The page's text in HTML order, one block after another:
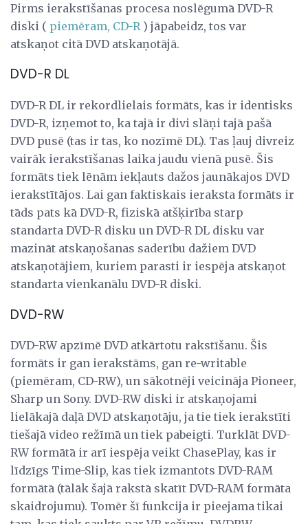
Pirms ierakstīšanas procesa noslēgumā DVD-R
diski ( piemēram, CD-R ) jāpabeidz, tos var
atskaņot citā DVD atskaņotājā.
DVD-R DL
DVD-R DL ir rekordlielais formāts, kas ir identisks
DVD-R, izņemot to, ka tajā ir divi slāņi tajā pašā
DVD pusē (tas ir tas, ko nozīmē DL). Tas ļauj divreiz
vairāk ierakstīšanas laika jaudu vienā pusē. Šis
formāts tiek lēnām iekļauts dažos jaunākajos DVD
ierakstītājos. Lai gan faktiskais ieraksta formāts ir
tāds pats kā DVD-R, fiziskā atšķirība starp
standarta DVD-R disku un DVD-R DL disku var
mazināt atskaņošanas saderību dažiem DVD
atskaņotājiem, kuriem parasti ir iespēja atskaņot
standarta vienkanālu DVD-R diski.
DVD-RW
DVD-RW apzīmē DVD atkārtotu rakstīšanu. Šis
formāts ir gan ierakstāms, gan re-writable
(piemēram, CD-RW), un sākotnēji veicināja Pioneer,
Sharp un Sony. DVD-RW diski ir atskaņojami
lielākajā daļā DVD atskaņotāju, ja tie tiek ierakstīti
tiešajā video režīmā un tiek pabeigti. Turklāt DVD-
RW formātā ir arī iespēja veikt ChasePlay, kas ir
līdzīgs Time-Slip, kas tiek izmantots DVD-RAM
formātā (tālāk šajā rakstā skatīt DVD-RAM formāta
skaidrojumu). Tomēr šī funkcija ir pieejama tikai